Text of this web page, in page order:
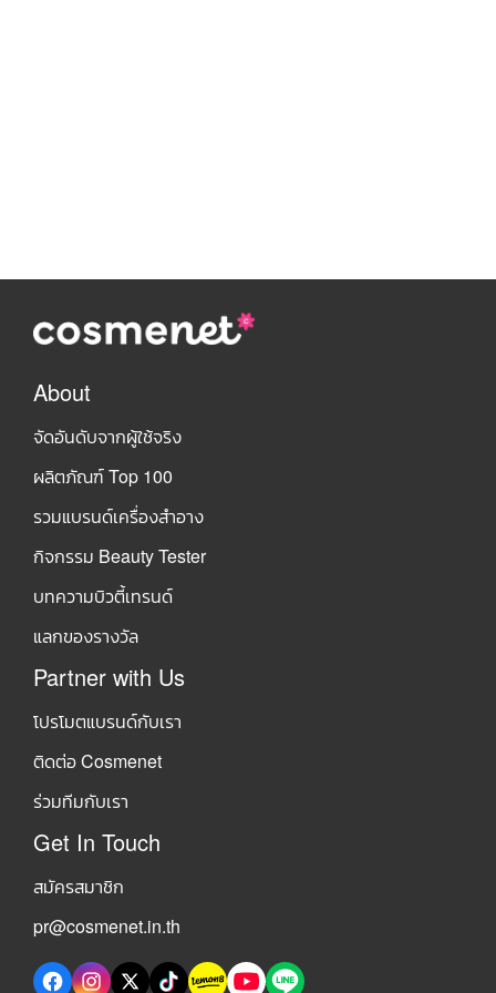
About
จัดอันดับจากผู้ใช้จริง
ผลิตภัณฑ์ Top 100
รวมแบรนด์เครื่องสำอาง
กิจกรรม Beauty Tester
บทความบิวตี้เทรนด์
แลกของรางวัล
Partner with Us
โปรโมตแบรนด์กับเรา
ติดต่อ Cosmenet
ร่วมทีมกับเรา
Get In Touch
สมัครสมาชิก
pr@cosmenet.in.th